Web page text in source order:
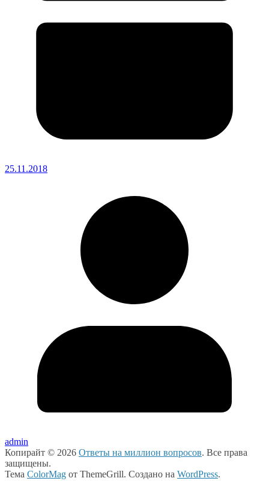
25.11.2018
admin
Копирайт © 2026 Ответы на миллион вопросов. Все права
защищены.
Тема ColorMag от ThemeGrill. Создано на WordPress.